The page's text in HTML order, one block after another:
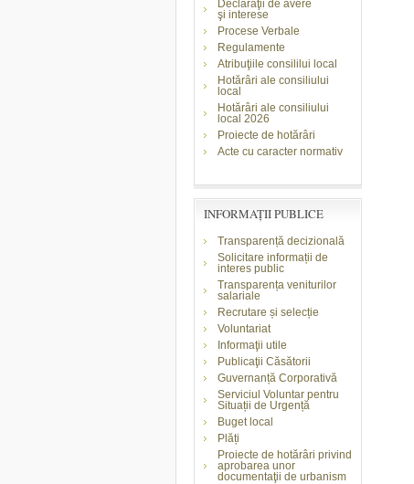
Declaraţii de avere
şi interese
Procese Verbale
Regulamente
Atribuţiile consililui local
Hotărâri ale consiliului
local
Hotărâri ale consiliului
local 2026
Proiecte de hotărâri
Acte cu caracter normativ
INFORMAŢII PUBLICE
Transparență decizională
Solicitare informații de
interes public
Transparența veniturilor
salariale
Recrutare și selecție
Voluntariat
Informaţii utile
Publicaţii Căsătorii
Guvernanță Corporativă
Serviciul Voluntar pentru
Situații de Urgență
Buget local
Plăți
Proiecte de hotărâri privind
aprobarea unor
documentaţii de urbanism